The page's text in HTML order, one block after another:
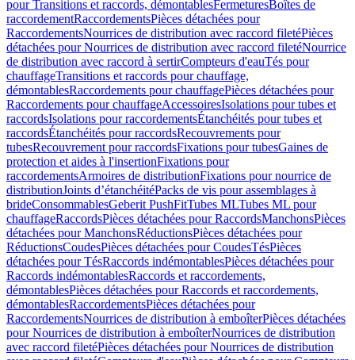
pour Transitions et raccords, démontablesFermeturesBoîtes de
raccordementRaccordementsPièces détachées pour
RaccordementsNourrices de distribution avec raccord filetéPièces
détachées pour Nourrices de distribution avec raccord filetéNourrice
de distribution avec raccord à sertirCompteurs d'eauTés pour
chauffageTransitions et raccords pour chauffage,
démontablesRaccordements pour chauffagePièces détachées pour
Raccordements pour chauffageAccessoiresIsolations pour tubes et
raccordsIsolations pour raccordementsÉtanchéités pour tubes et
raccordsÉtanchéités pour raccordsRecouvrements pour
tubesRecouvrement pour raccordsFixations pour tubesGaines de
protection et aides à l'insertionFixations pour
raccordementsArmoires de distributionFixations pour nourrice de
distributionJoints d’étanchéitéPacks de vis pour assemblages à
brideConsommablesGeberit PushFitTubes MLTubes ML pour
chauffageRaccordsPièces détachées pour RaccordsManchonsPièces
détachées pour ManchonsRéductionsPièces détachées pour
RéductionsCoudesPièces détachées pour CoudesTésPièces
détachées pour TésRaccords indémontablesPièces détachées pour
Raccords indémontablesRaccords et raccordements,
démontablesPièces détachées pour Raccords et raccordements,
démontablesRaccordementsPièces détachées pour
RaccordementsNourrices de distribution à emboîterPièces détachées
pour Nourrices de distribution à emboîterNourrices de distribution
avec raccord filetéPièces détachées pour Nourrices de distribution